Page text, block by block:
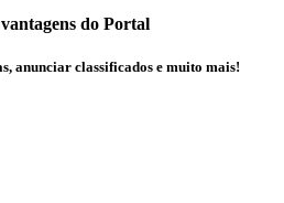
do Portal
anunciar classificados e muito mais!